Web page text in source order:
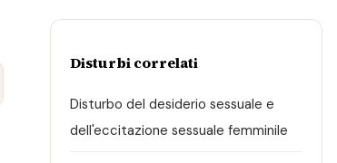
Disturbi correlati
Disturbo del desiderio sessuale e
dell'eccitazione sessuale femminile